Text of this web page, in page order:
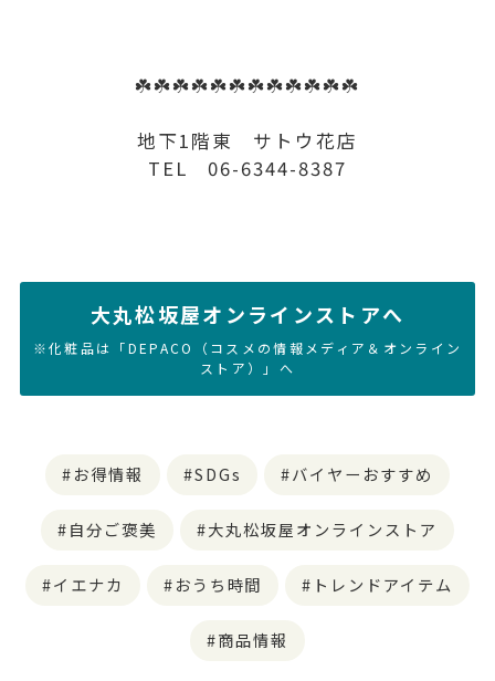
☘️☘️☘️☘️☘️☘️☘️☘️☘️☘️☘️☘️
地下1階東 サトウ花店
TEL 06-6344-8387
大丸松坂屋オンラインストアへ
※化粧品は「DEPACO（コスメの情報メディア＆オンライン
ストア）」へ
お得情報 SDGs バイヤーおすすめ
自分ご褒美 大丸松坂屋オンラインストア
イエナカ おうち時間 トレンドアイテム
商品情報